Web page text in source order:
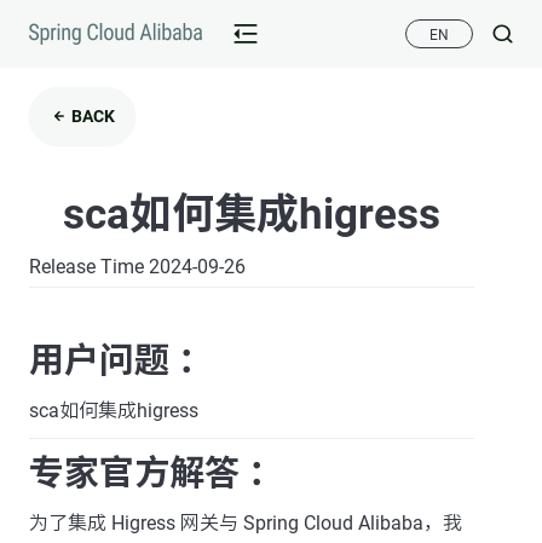
EN
BACK
sca如何集成higress
Release Time 2024-09-26
用户问题 ：
sca如何集成higress
专家官方解答 ：
为了集成 Higress 网关与 Spring Cloud Alibaba，我